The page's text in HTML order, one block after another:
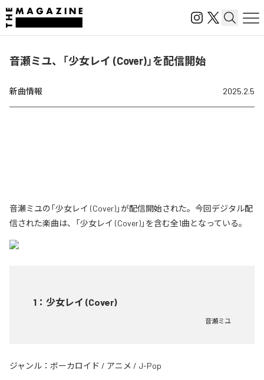
音瀬ミユ、「少女レイ (Cover)」を配信開始
新曲情報 2025.2.5
音瀬ミユの「少女レイ (Cover)」が配信開始された。今回デジタル配
信された楽曲は、「少女レイ (Cover)」を含む全1曲となっている。
1 ： 少女レイ (Cover)
音瀬ミユ
ジャンル： ボーカロイド / アニメ / J-Pop